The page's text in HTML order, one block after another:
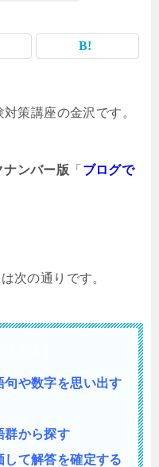
策講座の金沢です。
ナンバー版 「 ブログで
次の通りです。
や数字を思い出す
から探す
て解答を確定する